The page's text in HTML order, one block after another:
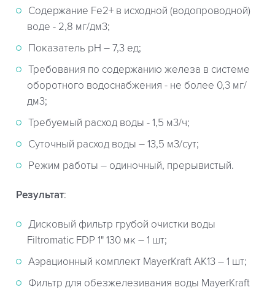
Содержание Fe2+ в исходной (водопроводной)
воде - 2,8 мг/дм3;
Показатель рН – 7,3 ед;
Требования по содержанию железа в системе
оборотного водоснабжения - не более 0,3 мг/
дм3;
Требуемый расход воды - 1,5 м3/ч;
Суточный расход воды – 13,5 м3/сут;
Режим работы – одиночный, прерывистый.
Результат:
Дисковый фильтр грубой очистки воды
Filtromatic FDP 1" 130 мк – 1 шт;
Аэрационный комплект MayerKraft АК13 – 1 шт;
Фильтр для обезжелезивания воды MayerKraft